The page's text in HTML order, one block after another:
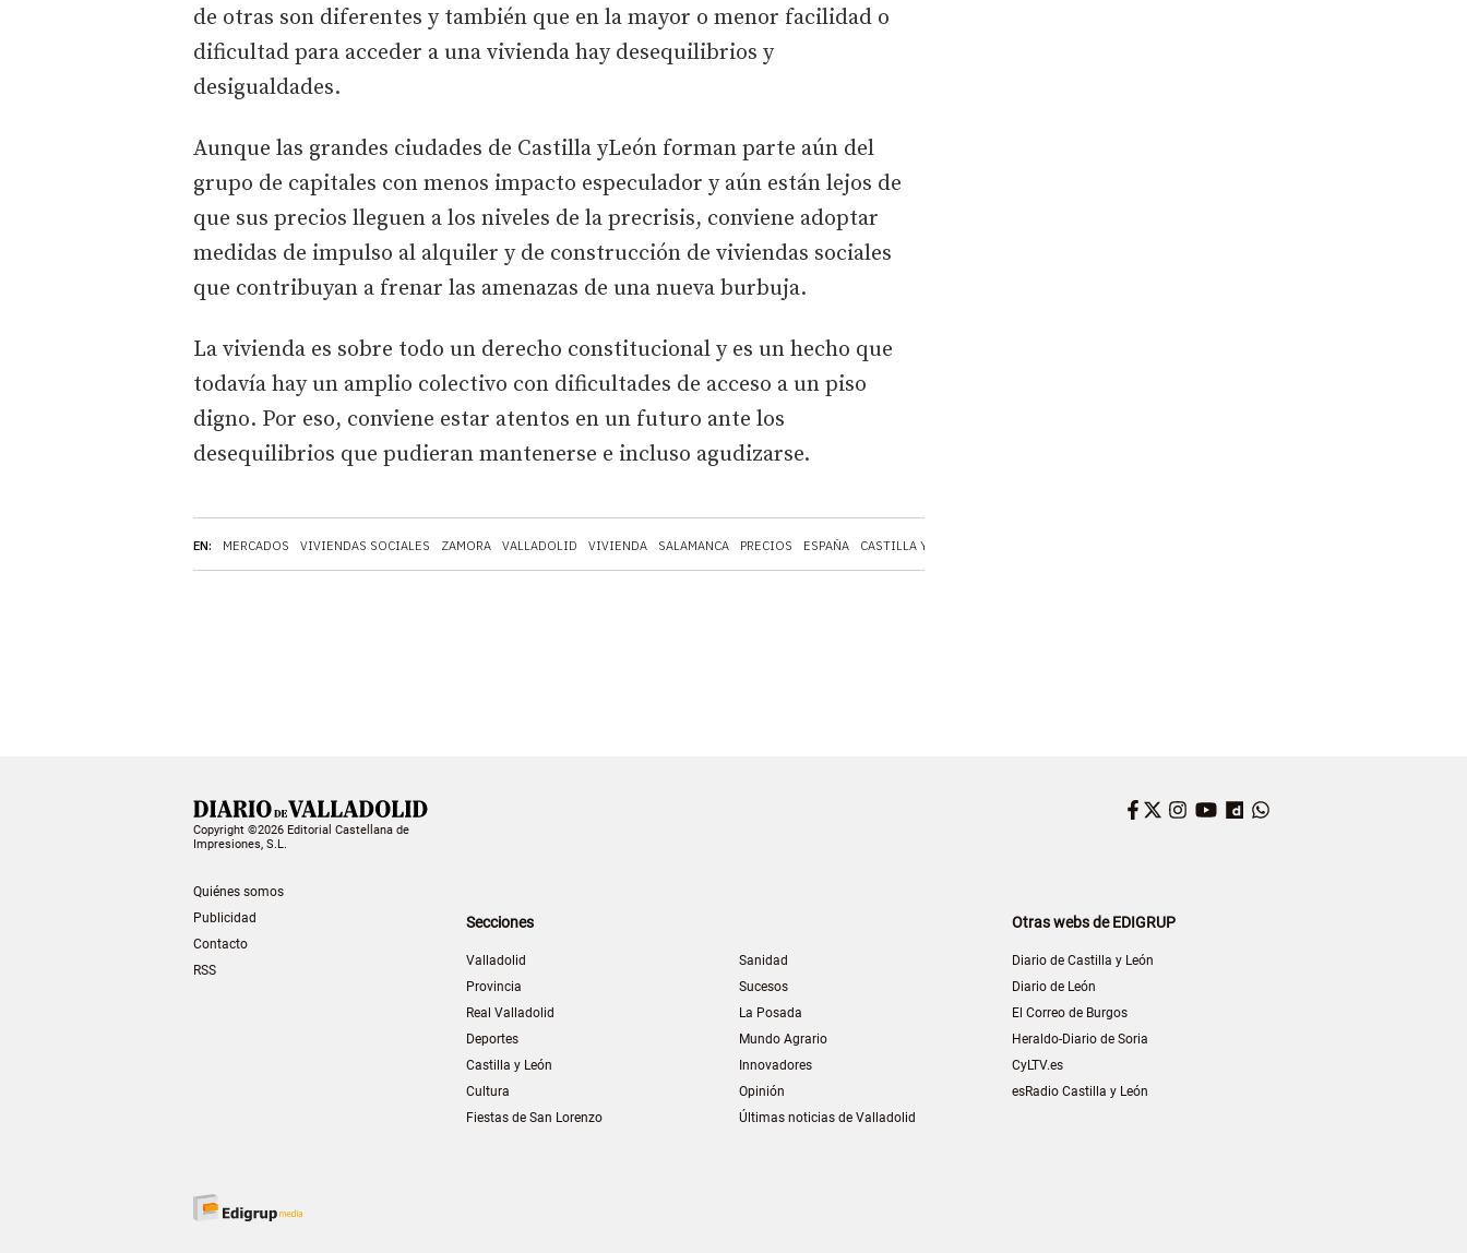
EN: MERCADOS VIVIENDAS SOCIALES ZAMORA VALLADOLID VIVIENDA SALAMANCA PRECIOS ESPAÑA CASTILLA Y LEÓN
de otras son diferentes y también que en la mayor o menor facilidad o
dificultad para acceder a una vivienda hay desequilibrios y
desigualdades.
Aunque las grandes ciudades de Castilla yLeón forman parte aún del
grupo de capitales con menos impacto especulador y aún están lejos de
que sus precios lleguen a los niveles de la precrisis, conviene adoptar
medidas de impulso al alquiler y de construcción de viviendas sociales
que contribuyan a frenar las amenazas de una nueva burbuja.
La vivienda es sobre todo un derecho constitucional y es un hecho que
todavía hay un amplio colectivo con dificultades de acceso a un piso
digno. Por eso, conviene estar atentos en un futuro ante los
desequilibrios que pudieran mantenerse e incluso agudizarse.
Copyright ©2026 Editorial Castellana de
Impresiones, S.L.
Quiénes somos
Publicidad
Contacto
RSS
Facebook
Twitter
Instagram
YouTube
Dailymotion
Secciones
Valladolid
Provincia
Real Valladolid
Deportes
Castilla y León
Cultura
Fiestas de San Lorenzo
Sanidad
Sucesos
La Posada
Mundo Agrario
Innovadores
Opinión
Últimas noticias de Valladolid
Otras webs de EDIGRUP
Diario de Castilla y León
Diario de León
El Correo de Burgos
Heraldo-Diario de Soria
CyLTV.es
esRadio Castilla y León